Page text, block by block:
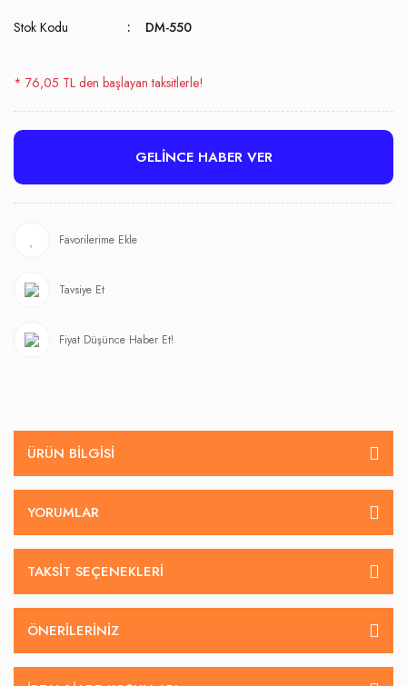
Stok Kodu DM-550
* 76,05 TL den başlayan taksitlerle!
GELİNCE HABER VER
Tavsiye Et
Fiyat Düşünce Haber Et!
ÜRÜN BILGISI
YORUMLAR
TAKSIT SEÇENEKLERI
ÖNERILERINIZ